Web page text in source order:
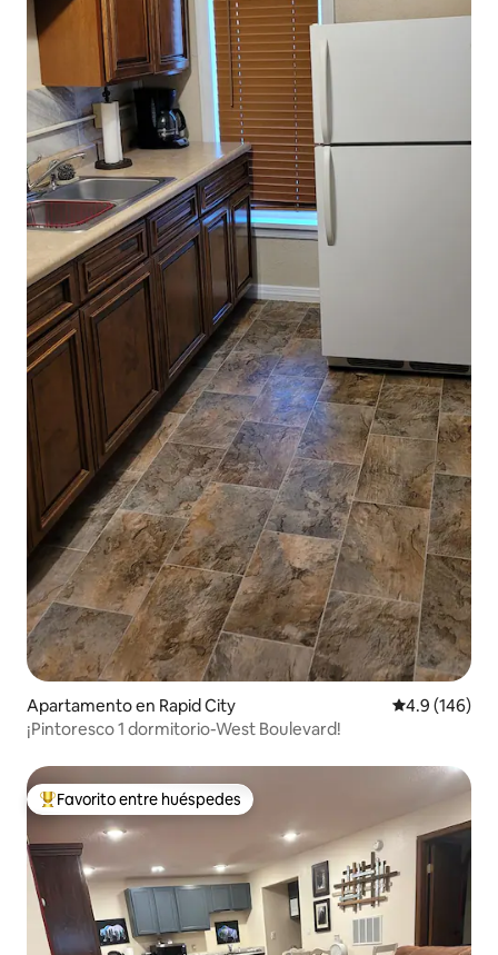
Apartamento en Rapid City Calificación
4.9 (146)
¡Pintoresco 1 dormitorio-West Boulevard!
Favorito entre huéspedes preferido
Favorito entre huéspedes